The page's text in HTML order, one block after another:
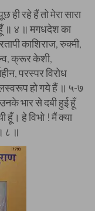
रहे हैं तो मेरा सारा
॥ ४ ॥ मगधदेश का
काशिराज, रुक्मी,
क्रूर केशी,
परस्पर विरोध
हो गये हैं ॥ ५-७
भार से दबी हुई हूँ
हे विभो ! मैं क्या
८ ॥